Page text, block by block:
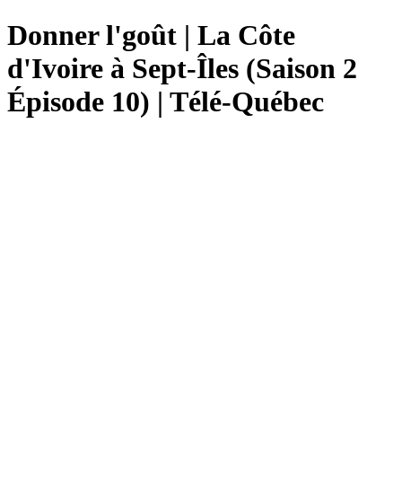
Donner l'goût | La Côte
d'Ivoire à Sept-Îles (Saison 2
Épisode 10) | Télé-Québec